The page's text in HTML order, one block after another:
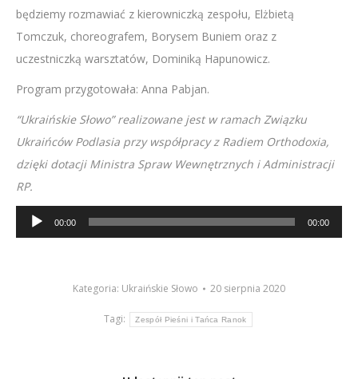
będziemy rozmawiać z kierowniczką zespołu, Elżbietą
Tomczuk, choreografem, Borysem Buniem oraz z
uczestniczką warsztatów, Dominiką Hapunowicz.
Program przygotowała: Anna Pabjan.
“Ukraińskie Słowo” realizowane jest w ramach Związku
Ukraińców Podlasia przy współpracy z Radiem Orthodoxia,
dzięki dotacji Ministra Spraw Wewnętrznych i Administracji
RP.
Odtwarzacz
plików
00:00 00:00
Kategoria: Ukraińskie Słowo 20 sierpnia 2020
Tagi: Zespół Pieśni i Tańca Ranok